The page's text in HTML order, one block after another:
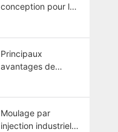
conception pour le
Principaux
avantages de
automobile
Moulage par
injection industriel